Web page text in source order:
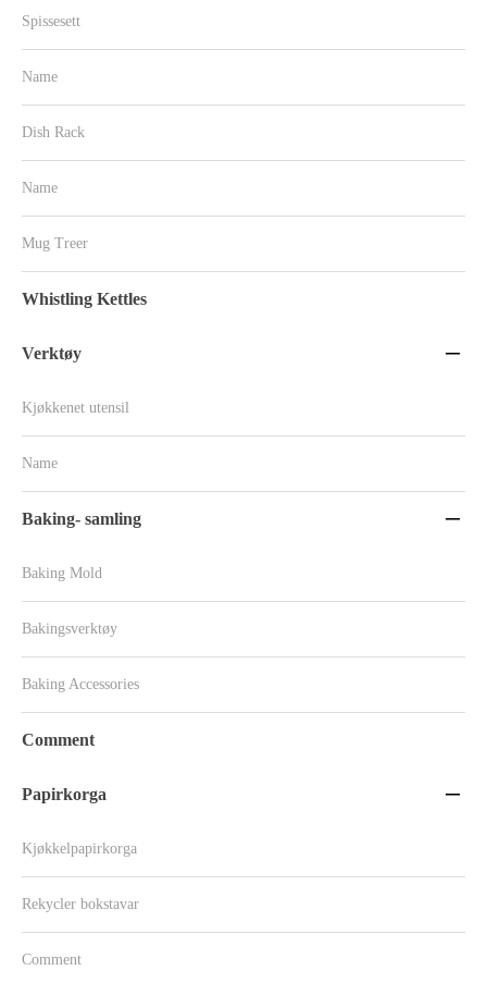
Spissesett
Name
Dish Rack
Name
Mug Treer
Whistling Kettles
Verktøy 
Kjøkkenet utensil
Name
Baking- samling 
Baking Mold
Bakingsverktøy
Baking Accessories
Comment
Papirkorga 
Kjøkkelpapirkorga
Rekycler bokstavar
Comment